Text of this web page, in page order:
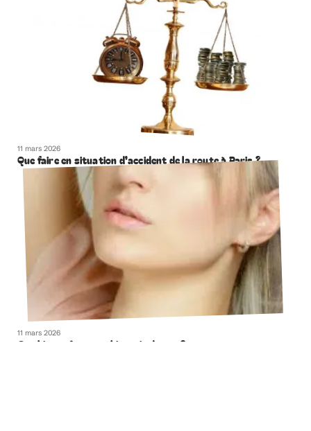
11 mars 2026
Que faire en situation d’accident de la route à Paris ?
11 mars 2026
Combien coûte une chirurgie du nez ?